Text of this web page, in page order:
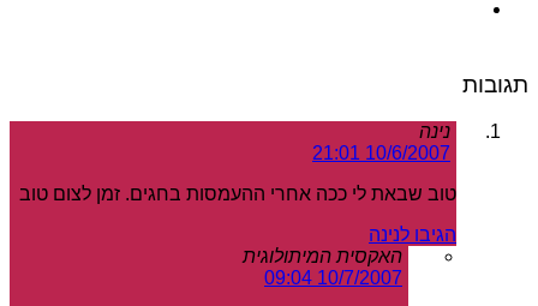
תגובות
נינה
10/6/2007 21:01
טוב שבאת לי ככה אחרי ההעמסות בחגים. זמן לצום טוב
הגיבו לנינה
האקסית המיתולוגית
10/7/2007 09:04